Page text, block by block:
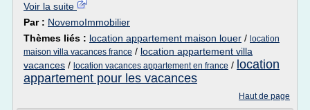
Voir la suite
Par : NovemoImmobilier
Thèmes liés : location appartement maison louer / location
maison villa vacances france / location appartement villa
vacances / location vacances appartement en france / location
appartement pour les vacances
Haut de page